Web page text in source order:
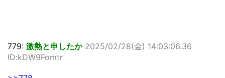
779: 激熱と申したか 2025/02/28(金) 14:03:06.36
ID:kDW9Fomtr